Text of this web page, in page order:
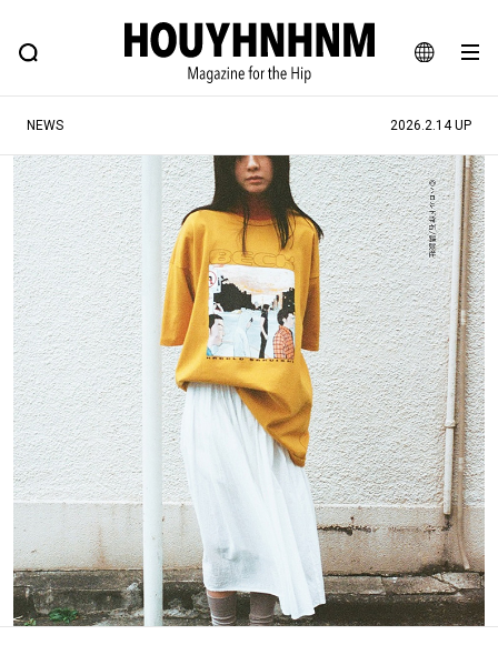
JA
EN
FEATURE BLOG SNAP
ヒップなファッション、カルチャー、ライフスタイルWEBマガジン
#注目のタグ
#SHOPPING ADDICT #憧れの逸品
#ESSENTIAL DESIGNS #古着サミット
#NEW VINTAGE #マイナーグッド図鑑
#路地裏てぃーん。 #MONTHLY JOURNAL
#GH 銘品の所以 #フイナムのYouTube
#Commune H #FOCUS IT #AH.H
#ととけん #FASHION #MUSIC #MOVIE
#LIFESTYLE #SNEAKER #OUTDOOR
#SPORTS #HANDSOME HANDBOOK
NEWS 2026.2.14 UP